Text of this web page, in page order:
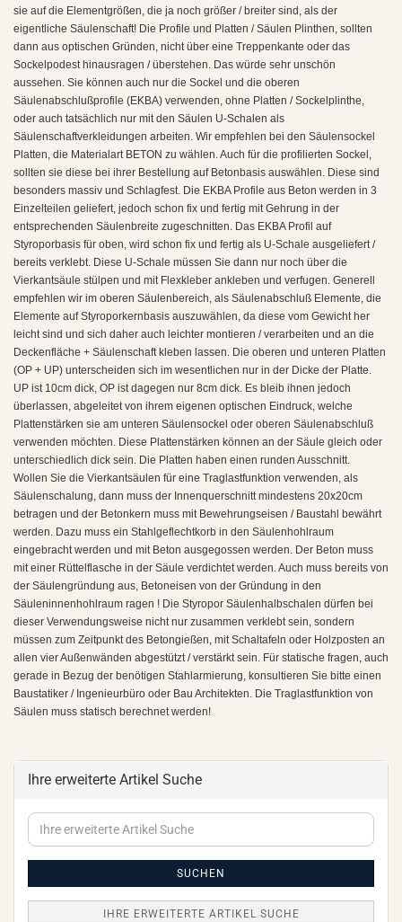
sie auf die Elementgrößen, die ja noch größer / breiter sind, als der
eigentliche Säulenschaft! Die Profile und Platten / Säulen Plinthen, sollten
dann aus optischen Gründen, nicht über eine Treppenkante oder das
Sockelpodest hinausragen / überstehen. Das würde sehr unschön
aussehen. Sie können auch nur die Sockel und die oberen
Säulenabschlußprofile (EKBA) verwenden, ohne Platten / Sockelplinthe,
oder auch tatsächlich nur mit den Säulen U-Schalen als
Säulenschaftverkleidungen arbeiten. Wir empfehlen bei den Säulensockel
Platten, die Materialart BETON zu wählen. Auch für die profilierten Sockel,
sollten sie diese bei ihrer Bestellung auf Betonbasis auswählen. Diese sind
besonders massiv und Schlagfest. Die EKBA Profile aus Beton werden in 3
Einzelteilen geliefert, jedoch schon fix und fertig mit Gehrung in der
entsprechenden Säulenbreite zugeschnitten. Das EKBA Profil auf
Styroporbasis für oben, wird schon fix und fertig als U-Schale ausgeliefert /
bereits verklebt. Diese U-Schale müssen Sie dann nur noch über die
Vierkantsäule stülpen und mit Flexkleber ankleben und verfugen. Generell
empfehlen wir im oberen Säulenbereich, als Säulenabschluß Elemente, die
Elemente auf Styroporkernbasis auszuwählen, da diese vom Gewicht her
leicht sind und sich daher auch leichter montieren / verarbeiten und an die
Deckenfläche + Säulenschaft kleben lassen. Die oberen und unteren Platten
(OP + UP) unterscheiden sich im wesentlichen nur in der Dicke der Platte.
UP ist 10cm dick, OP ist dagegen nur 8cm dick. Es bleib ihnen jedoch
überlassen, abgeleitet von ihrem eigenen optischen Eindruck, welche
Plattenstärken sie am unteren Säulensockel oder oberen Säulenabschluß
verwenden möchten. Diese Plattenstärken können an der Säule gleich oder
unterschiedlich dick sein. Die Platten haben einen runden Ausschnitt.
Wollen Sie die Vierkantsäulen für eine Traglastfunktion verwenden, als
Säulenschalung, dann muss der Innenquerschnitt mindestens 20x20cm
betragen und der Betonkern muss mit Bewehrungseisen / Baustahl bewährt
werden. Dazu muss ein Stahlgeflechtkorb in den Säulenhohlraum
eingebracht werden und mit Beton ausgegossen werden. Der Beton muss
mit einer Rüttelflasche in der Säule verdichtet werden. Auch muss bereits von
der Säulengründung aus, Betoneisen von der Gründung in den
Säuleninnenhohlraum ragen ! Die Styropor Säulenhalbschalen dürfen bei
dieser Verwendungsweise nicht nur zusammen verklebt sein, sondern
müssen zum Zeitpunkt des Betongießen, mit Schaltafeln oder Holzposten an
allen vier Außenwänden abgestützt / verstärkt sein. Für statische fragen, auch
gerade in Bezug der benötigen Stahlarmierung, konsultieren Sie bitte einen
Baustatiker / Ingenieurbüro oder Bau Architekten. Die Traglastfunktion von
Säulen muss statisch berechnet werden!
Ihre erweiterte Artikel Suche
Ihre
erweiterte
Artikel
SUCHEN
IHRE ERWEITERTE ARTIKEL SUCHE